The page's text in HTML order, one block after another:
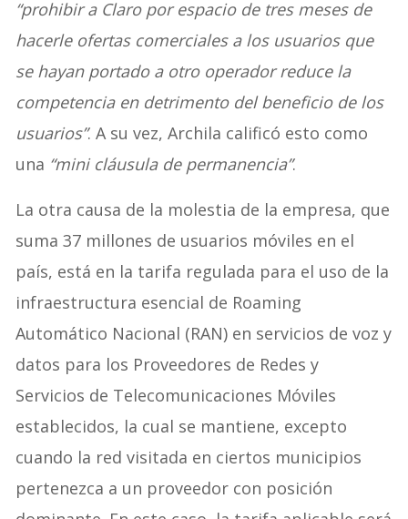
“prohibir a Claro por espacio de tres meses de
hacerle ofertas comerciales a los usuarios que
se hayan portado a otro operador reduce la
competencia en detrimento del beneficio de los
usuarios”. A su vez, Archila calificó esto como
una “mini cláusula de permanencia”.
La otra causa de la molestia de la empresa, que
suma 37 millones de usuarios móviles en el
país, está en la tarifa regulada para el uso de la
infraestructura esencial de Roaming
Automático Nacional (RAN) en servicios de voz y
datos para los Proveedores de Redes y
Servicios de Telecomunicaciones Móviles
establecidos, la cual se mantiene, excepto
cuando la red visitada en ciertos municipios
pertenezca a un proveedor con posición